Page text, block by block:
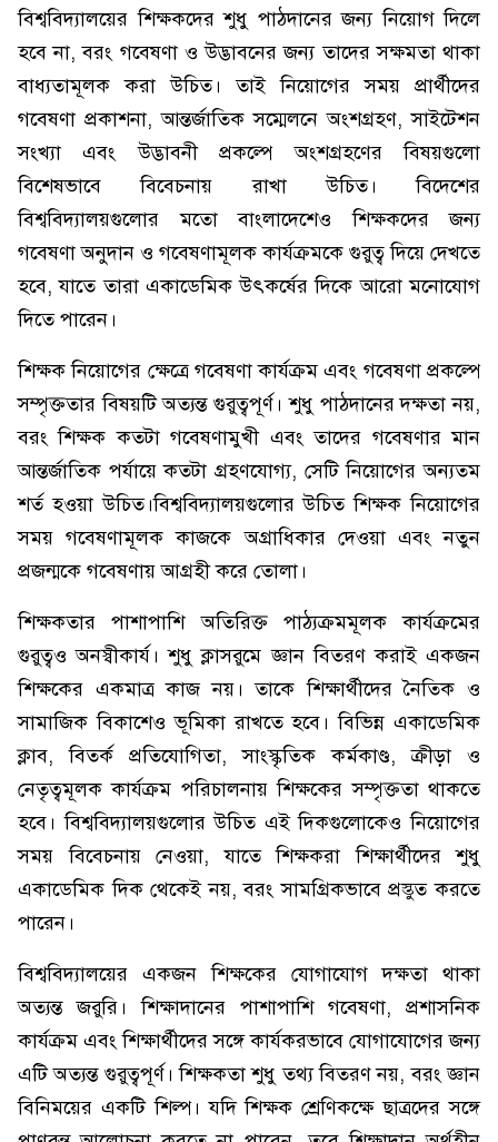
বিশ্ববিদ্যালয়ের শিক্ষকদের শুধু পাঠদানের জন্য নিয়োগ দিলে
হবে না, বরং গবেষণা ও উদ্ভাবনের জন্য তাদের সক্ষমতা থাকা
বাধ্যতামূলক করা উচিত। তাই নিয়োগের সময় প্রার্থীদের
গবেষণা প্রকাশনা, আন্তর্জাতিক সম্মেলনে অংশগ্রহণ, সাইটেশন
সংখ্যা এবং উদ্ভাবনী প্রকল্পে অংশগ্রহণের বিষয়গুলো
বিশেষভাবে বিবেচনায় রাখা উচিত। বিদেশের
বিশ্ববিদ্যালয়গুলোর মতো বাংলাদেশেও শিক্ষকদের জন্য
গবেষণা অনুদান ও গবেষণামূলক কার্যক্রমকে গুরুত্ব দিয়ে দেখতে
হবে, যাতে তারা একাডেমিক উৎকর্ষের দিকে আরো মনোযোগ
দিতে পারেন।
শিক্ষক নিয়োগের ক্ষেত্রে গবেষণা কার্যক্রম এবং গবেষণা প্রকল্পে
সম্পৃক্ততার বিষয়টি অত্যন্ত গুরুত্বপূর্ণ। শুধু পাঠদানের দক্ষতা নয়,
বরং শিক্ষক কতটা গবেষণামুখী এবং তাদের গবেষণার মান
আন্তর্জাতিক পর্যায়ে কতটা গ্রহণযোগ্য, সেটি নিয়োগের অন্যতম
শর্ত হওয়া উচিত।বিশ্ববিদ্যালয়গুলোর উচিত শিক্ষক নিয়োগের
সময় গবেষণামূলক কাজকে অগ্রাধিকার দেওয়া এবং নতুন
প্রজন্মকে গবেষণায় আগ্রহী করে তোলা।
শিক্ষকতার পাশাপাশি অতিরিক্ত পাঠ্যক্রমমূলক কার্যক্রমের
গুরুত্বও অনস্বীকার্য। শুধু ক্লাসরুমে জ্ঞান বিতরণ করাই একজন
শিক্ষকের একমাত্র কাজ নয়। তাকে শিক্ষার্থীদের নৈতিক ও
সামাজিক বিকাশেও ভূমিকা রাখতে হবে। বিভিন্ন একাডেমিক
ক্লাব, বিতর্ক প্রতিযোগিতা, সাংস্কৃতিক কর্মকাণ্ড, ক্রীড়া ও
নেতৃত্বমূলক কার্যক্রম পরিচালনায় শিক্ষকের সম্পৃক্ততা থাকতে
হবে। বিশ্ববিদ্যালয়গুলোর উচিত এই দিকগুলোকেও নিয়োগের
সময় বিবেচনায় নেওয়া, যাতে শিক্ষকরা শিক্ষার্থীদের শুধু
একাডেমিক দিক থেকেই নয়, বরং সামগ্রিকভাবে প্রস্তুত করতে
পারেন।
বিশ্ববিদ্যালয়ের একজন শিক্ষকের যোগাযোগ দক্ষতা থাকা
অত্যন্ত জরুরি। শিক্ষাদানের পাশাপাশি গবেষণা, প্রশাসনিক
কার্যক্রম এবং শিক্ষার্থীদের সঙ্গে কার্যকরভাবে যোগাযোগের জন্য
এটি অত্যন্ত গুরুত্বপূর্ণ। শিক্ষকতা শুধু তথ্য বিতরণ নয়, বরং জ্ঞান
বিনিময়ের একটি শিল্প। যদি শিক্ষক শ্রেণিকক্ষে ছাত্রদের সঙ্গে